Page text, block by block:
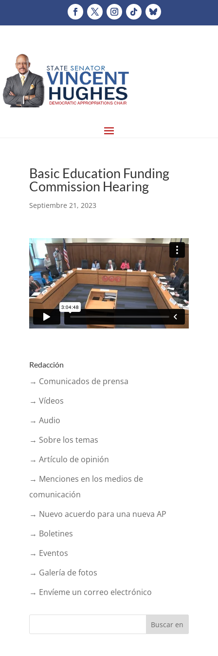
Basic Education Funding
Commission Hearing
Septiembre 21, 2023
Redacción
→ Comunicados de prensa
→ Vídeos
→ Audio
→ Sobre los temas
→ Artículo de opinión
→ Menciones en los medios de
comunicación
→ Nuevo acuerdo para una nueva AP
→ Boletines
→ Eventos
→ Galería de fotos
→ Envíeme un correo electrónico